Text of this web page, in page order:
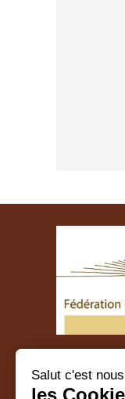
Salut c'est
les
Fédération
38 route du